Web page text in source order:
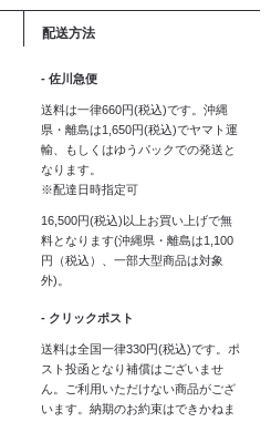
配送方法
- 佐川急便
送料は一律660円(税込)です。沖縄
県・離島は1,650円(税込)でヤマト運
輸、もしくはゆうパックでの発送と
なります。
※配達日時指定可
16,500円(税込)以上お買い上げで無
料となります(沖縄県・離島は1,100
円（税込）、一部大型商品は対象
外)。
- クリックポスト
送料は全国一律330円(税込)です。ポ
スト投函となり補償はございませ
ん。ご利用いただけない商品がござ
います。納期のお約束はできかねま